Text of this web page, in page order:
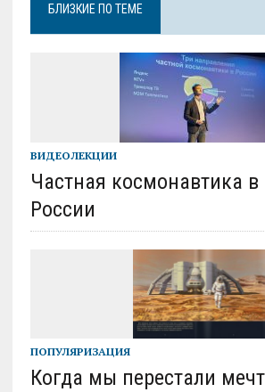
БЛИЗКИЕ ПО ТЕМЕ
ВИДЕОЛЕКЦИИ
Частная космонавтика
России
ПОПУЛЯРИЗАЦИЯ
Когда мы перестали